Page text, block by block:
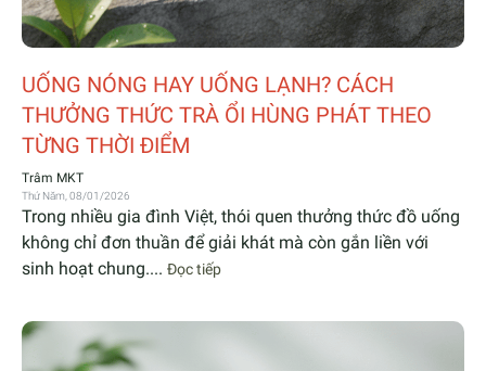
UỐNG NÓNG HAY UỐNG LẠNH? CÁCH
THƯỞNG THỨC TRÀ ỔI HÙNG PHÁT THEO
TỪNG THỜI ĐIỂM
Trâm MKT
Thứ Năm, 08/01/2026
Trong nhiều gia đình Việt, thói quen thưởng thức đồ uống
không chỉ đơn thuần để giải khát mà còn gắn liền với
sinh hoạt chung.... Đọc tiếp